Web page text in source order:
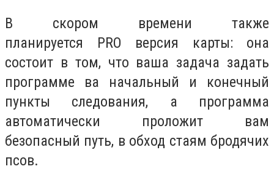
В скором времени также
планируется PRO версия карты: она
состоит в том, что ваша задача задать
программе ва начальный и конечный
пункты следования, а программа
автоматически проложит вам
безопасный путь, в обход стаям бродячих
псов.